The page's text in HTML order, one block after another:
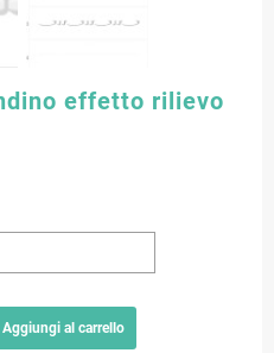
effetto rilievo
Aggiungi al carrello